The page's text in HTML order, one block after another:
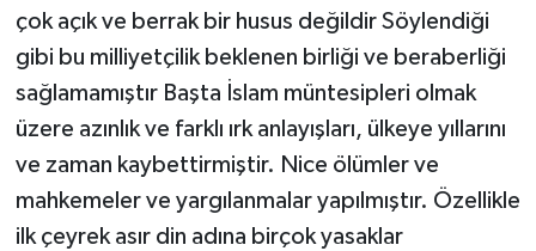
çok açık ve berrak bir husus değildir Söylendiği
gibi bu milliyetçilik beklenen birliği ve beraberliği
sağlamamıştır Başta İslam müntesipleri olmak
üzere azınlık ve farklı ırk anlayışları, ülkeye yıllarını
ve zaman kaybettirmiştir. Nice ölümler ve
mahkemeler ve yargılanmalar yapılmıştır. Özellikle
ilk çeyrek asır din adına birçok yasaklar